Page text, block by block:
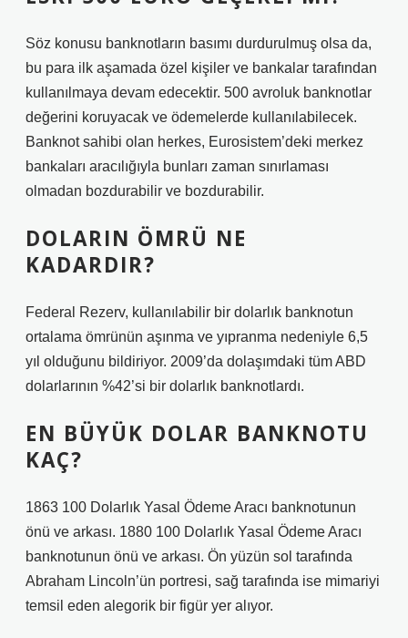
Söz konusu banknotların basımı durdurulmuş olsa da,
bu para ilk aşamada özel kişiler ve bankalar tarafından
kullanılmaya devam edecektir. 500 avroluk banknotlar
değerini koruyacak ve ödemelerde kullanılabilecek.
Banknot sahibi olan herkes, Eurosistem’deki merkez
bankaları aracılığıyla bunları zaman sınırlaması
olmadan bozdurabilir ve bozdurabilir.
DOLARIN ÖMRÜ NE
KADARDIR?
Federal Rezerv, kullanılabilir bir dolarlık banknotun
ortalama ömrünün aşınma ve yıpranma nedeniyle 6,5
yıl olduğunu bildiriyor. 2009’da dolaşımdaki tüm ABD
dolarlarının %42’si bir dolarlık banknotlardı.
EN BÜYÜK DOLAR BANKNOTU
KAÇ?
1863 100 Dolarlık Yasal Ödeme Aracı banknotunun
önü ve arkası. 1880 100 Dolarlık Yasal Ödeme Aracı
banknotunun önü ve arkası. Ön yüzün sol tarafında
Abraham Lincoln’ün portresi, sağ tarafında ise mimariyi
temsil eden alegorik bir figür yer alıyor.